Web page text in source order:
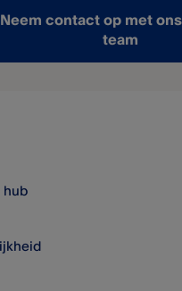
Neem contact op met
team
hub